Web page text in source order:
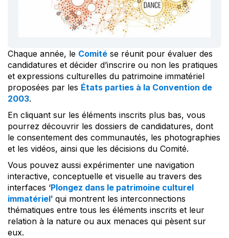
Chaque année, le Comité se réunit pour évaluer des
candidatures et décider d’inscrire ou non les pratiques
et expressions culturelles du patrimoine immatériel
proposées par les États parties à la Convention de
2003.
En cliquant sur les éléments inscrits plus bas, vous
pourrez découvrir les dossiers de candidatures, dont
le consentement des communautés, les photographies
et les vidéos, ainsi que les décisions du Comité.
Vous pouvez aussi expérimenter une navigation
interactive, conceptuelle et visuelle au travers des
interfaces ‘Plongez dans le patrimoine culturel
immatériel’ qui montrent les interconnections
thématiques entre tous les éléments inscrits et leur
relation à la nature ou aux menaces qui pèsent sur
eux.